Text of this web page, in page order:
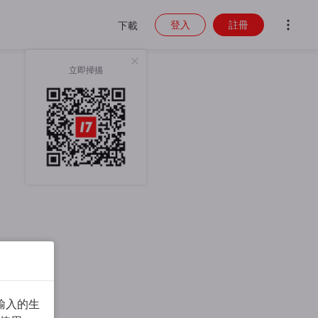
下載
立即掃描
登入 註冊
入的生